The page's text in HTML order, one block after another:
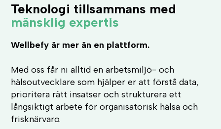
Teknologi tillsammans med
mänsklig expertis
Wellbefy är mer än en plattform.
Med oss får ni alltid en arbetsmiljö- och
hälsoutvecklare som hjälper er att förstå data,
prioritera rätt insatser och strukturera ett
långsiktigt arbete för organisatorisk hälsa och
frisknärvaro.